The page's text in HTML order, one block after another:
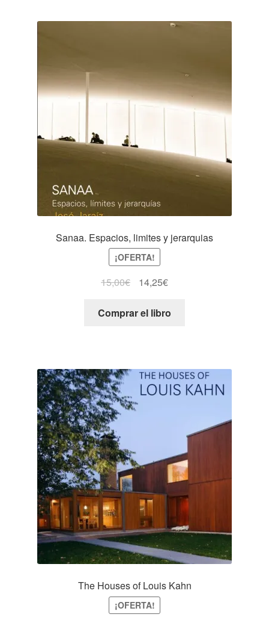
Sanaa. Espacios, limites y jerarquias
¡OFERTA!
15,00€ 14,25€
Comprar el libro
The Houses of Louis Kahn
¡OFERTA!